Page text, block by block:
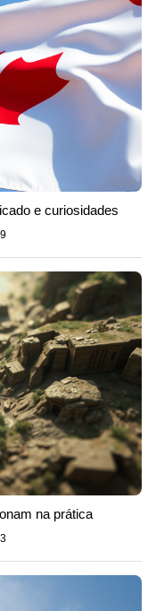
e curiosidades
na prática